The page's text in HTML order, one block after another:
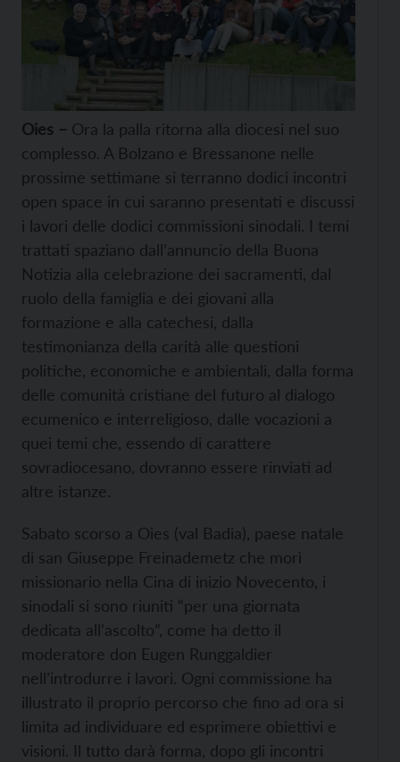
Oies – Ora la palla ritorna alla diocesi nel suo
complesso. A Bolzano e Bressanone nelle
prossime settimane si terranno dodici incontri
open space in cui saranno presentati e discussi
i lavori delle dodici commissioni sinodali. I temi
trattati spaziano dall’annuncio della Buona
Notizia alla celebrazione dei sacramenti, dal
ruolo della famiglia e dei giovani alla
formazione e alla catechesi, dalla
testimonianza della carità alle questioni
politiche, economiche e ambientali, dalla forma
delle comunità cristiane del futuro al dialogo
ecumenico e interreligioso, dalle vocazioni a
quei temi che, essendo di carattere
sovradiocesano, dovranno essere rinviati ad
altre istanze.
Sabato scorso a Oies (val Badia), paese natale
di san Giuseppe Freinademetz che morì
missionario nella Cina di inizio Novecento, i
sinodali si sono riuniti “per una giornata
dedicata all’ascolto”, come ha detto il
moderatore don Eugen Runggaldier
nell’introdurre i lavori. Ogni commissione ha
illustrato il proprio percorso che fino ad ora si
limita ad individuare ed esprimere obiettivi e
visioni. Il tutto darà forma, dopo gli incontri